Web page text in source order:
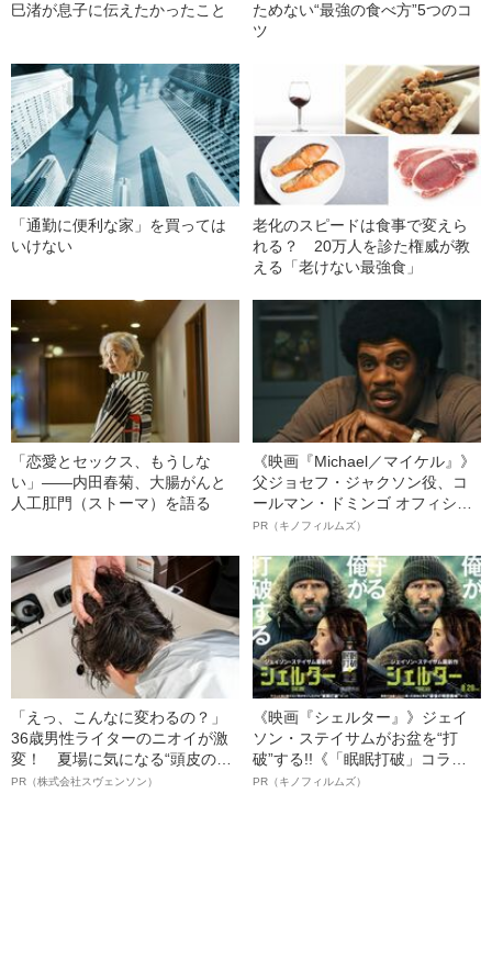
巳渚が息子に伝えたかったこと
ためない“最強の食べ方”5つのコ
ツ
「通勤に便利な家」を買っては
いけない
老化のスピードは食事で変えら
れる？ 20万人を診た権威が教
える「老けない最強食」
「恋愛とセックス、もうしな
い」――内田春菊、大腸がんと
人工肛門（ストーマ）を語る
《映画『Michael／マイケル』》
父ジョセフ・ジャクソン役、コ
ールマン・ドミンゴ オフィシャ
ルインタビュー“観客を魅了した
語る”《日本興収70億円突破》
PR（キノフィルムズ）
「えっ、こんなに変わるの？」
36歳男性ライターのニオイが激
変！ 夏場に気になる“頭皮のニ
オイ”や“ベタつき”を解消す
PR（株式会社スヴェンソン）
《映画『シェルター』》ジェイ
ソン・ステイサムがお盆を“打
破”する!!《「眠眠打破」コラ
ボ》
PR（キノフィルムズ）